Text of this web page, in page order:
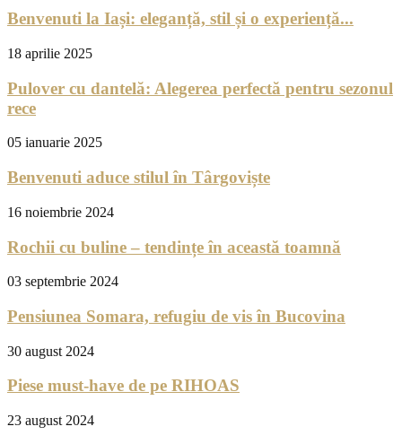
Benvenuti la Iași: eleganță, stil și o experiență...
18 aprilie 2025
Pulover cu dantelă: Alegerea perfectă pentru sezonul
rece
05 ianuarie 2025
Benvenuti aduce stilul în Târgoviște
16 noiembrie 2024
Rochii cu buline – tendințe în această toamnă
03 septembrie 2024
Pensiunea Somara, refugiu de vis în Bucovina
30 august 2024
Piese must-have de pe RIHOAS
23 august 2024